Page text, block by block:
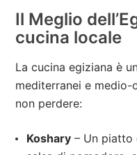
Il Meglio
cucina locale
La cucina egiziana è
mediterranei e
non perdere:
Koshary – Un piatto